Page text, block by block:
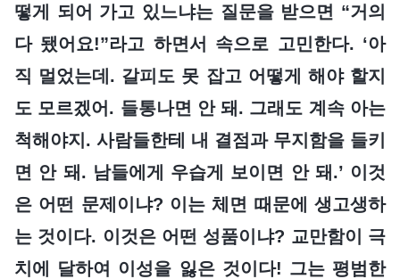
떻게 되어 가고 있느냐는 질문을 받으면 “거의
다 됐어요!”라고 하면서 속으로 고민한다. ‘아
직 멀었는데. 갈피도 못 잡고 어떻게 해야 할지
도 모르겠어. 들통나면 안 돼. 그래도 계속 아는
척해야지. 사람들한테 내 결점과 무지함을 들키
면 안 돼. 남들에게 우습게 보이면 안 돼.’ 이것
은 어떤 문제이냐? 이는 체면 때문에 생고생하
는 것이다. 이것은 어떤 성품이냐? 교만함이 극
치에 달하여 이성을 잃은 것이다! 그는 평범한